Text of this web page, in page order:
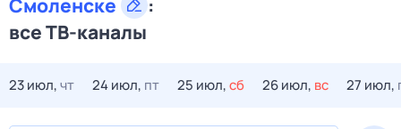
Смоленске
:
все ТВ-каналы
23 июл,чт 24 июл, пт 25 июл,сб 26 июл, вс 27 июл,